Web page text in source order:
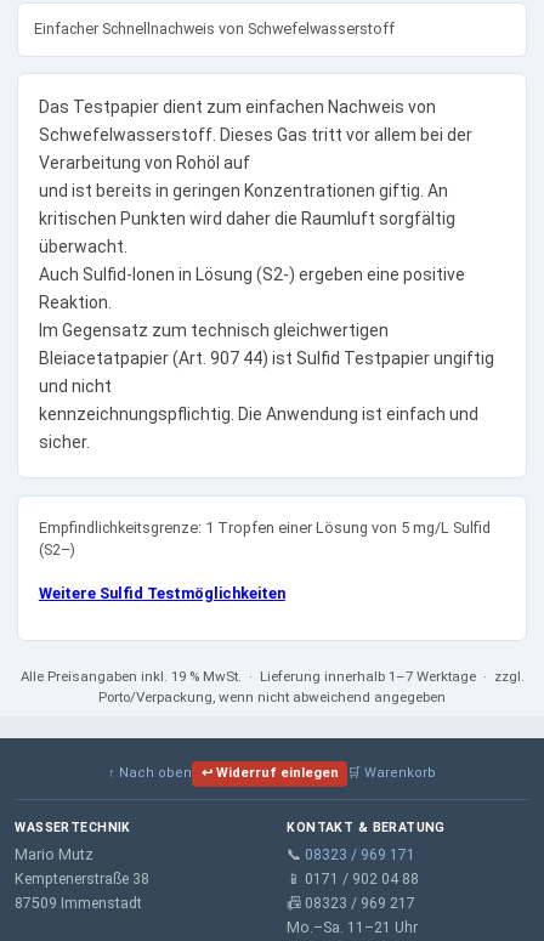
Einfacher Schnellnachweis von Schwefelwasserstoff
Das Testpapier dient zum einfachen Nachweis von
Schwefelwasserstoff. Dieses Gas tritt vor allem bei der
Verarbeitung von Rohöl auf
und ist bereits in geringen Konzentrationen giftig. An
kritischen Punkten wird daher die Raumluft sorgfältig
überwacht.
Auch Sulfid-Ionen in Lösung (S2-) ergeben eine positive
Reaktion.
Im Gegensatz zum technisch gleichwertigen
Bleiacetatpapier (Art. 907 44) ist Sulfid Testpapier ungiftig
und nicht
kennzeichnungspflichtig. Die Anwendung ist einfach und
sicher.
Empfindlichkeitsgrenze: 1 Tropfen einer Lösung von 5 mg/L Sulfid
(S2–)
Weitere Sulfid Testmöglichkeiten
Alle Preisangaben inkl. 19 % MwSt. · Lieferung innerhalb 1–7 Werktage · zzgl.
Porto/Verpackung, wenn nicht abweichend angegeben
↑ Nach oben ↩ Widerruf einlegen 🛒 Warenkorb
WASSERTECHNIK
Mario Mutz
Kemptenerstraße 38
87509 Immenstadt
KONTAKT & BERATUNG
📞 08323 / 969 171
📱 0171 / 902 04 88
📠 08323 / 969 217
Mo.–Sa. 11–21 Uhr